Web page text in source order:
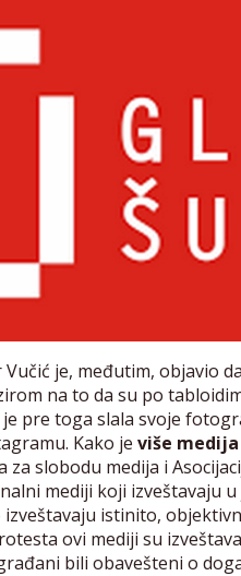
je, međutim, objavio
na to da su po
pre toga slala svoje
Kako je više
slobodu medija i
mediji koji izveštavaju
istinito,
ovi mediji su
bili obavešteni o